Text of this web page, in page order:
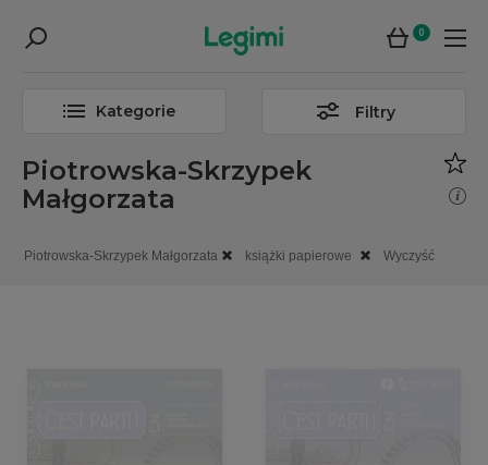
0
Kategorie Filtry
Piotrowska-Skrzypek
Małgorzata
Piotrowska-Skrzypek Małgorzata książki papierowe Wyczyść